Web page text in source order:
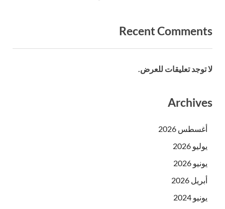
Recent Comments
لا توجد تعليقات للعرض.
Archives
أغسطس 2026
يوليو 2026
يونيو 2026
أبريل 2026
يونيو 2024